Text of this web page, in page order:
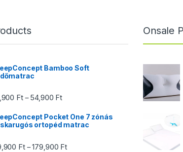
Bamboo Soft
Ft – 54,900 FtÁrtartomány: 19,900 Ft - 54,900 Ft
Pocket One 7 zónás
ortopéd matrac
Ft – 179,900 FtÁrtartomány: 89,900 Ft - 179,900 Ft
Onsale